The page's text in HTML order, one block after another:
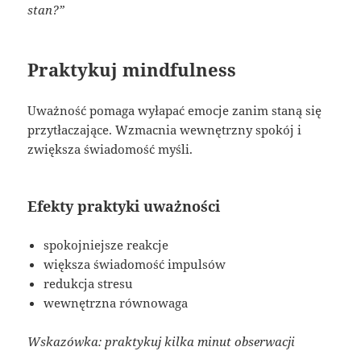
stan?”
Praktykuj mindfulness
Uważność pomaga wyłapać emocje zanim staną się
przytłaczające. Wzmacnia wewnętrzny spokój i
zwiększa świadomość myśli.
Efekty praktyki uważności
spokojniejsze reakcje
większa świadomość impulsów
redukcja stresu
wewnętrzna równowaga
Wskazówka: praktykuj kilka minut obserwacji